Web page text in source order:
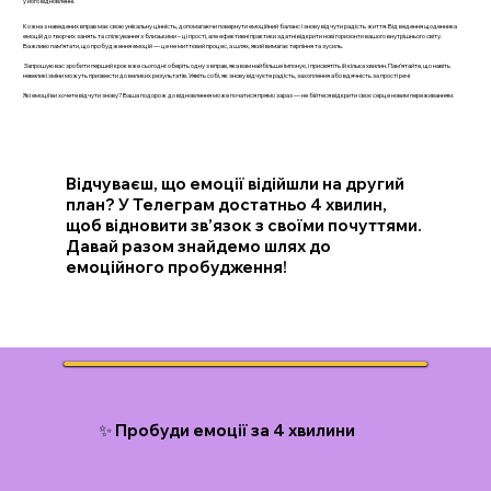
Кожна з наведених вправ має свою унікальну цінність, допомагаючи повернути емоційний баланс і знову відчути радість життя. Від ведення щоденника
емоцій до творчих занять та спілкування з близькими – ці прості, але ефективні практики здатні відкрити нові горизонти вашого внутрішнього світу.
Важливо пам’ятати, що пробудження емоцій — це не миттєвий процес, а шлях, який вимагає терпіння та зусиль.
Запрошую вас зробити перший крок вже сьогодні: оберіть одну з вправ, яка вам найбільше імпонує, і присвятіть їй кілька хвилин. Пам’ятайте, що навіть
невеликі зміни можуть призвести до великих результатів. Уявіть собі, як знову відчуєте радість, захоплення або вдячність за прості речі
Які емоції ви хочете відчути знову? Ваша подорож до відновлення може початися прямо зараз — не бійтеся відкрити своє серце новим переживанням.
Відчуваєш, що емоції відійшли на другий
план? У Телеграм достатньо 4 хвилин,
щоб відновити зв’язок з своїми почуттями.
Давай разом знайдемо шлях до
емоційного пробудження!
✨ Пробуди емоції за 4 хвилини